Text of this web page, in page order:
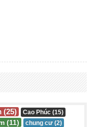
(25)
Cao Phúc (15)
(11)
chung cư (2)